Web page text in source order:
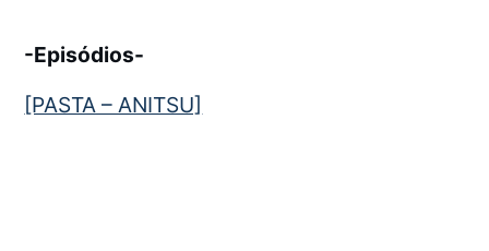
-Episódios-
[PASTA – ANITSU]